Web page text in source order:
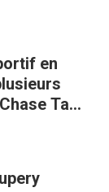
en
Tag,